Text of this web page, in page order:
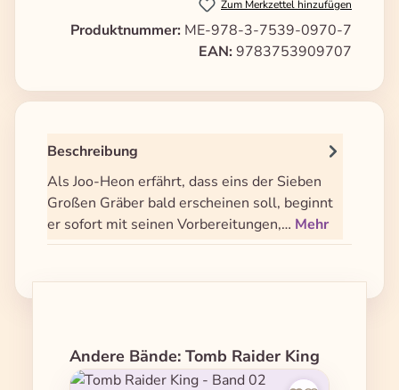
Zum Merkzettel hinzufügen
Produktnummer: ME-978-3-7539-0970-7
EAN: 9783753909707
Beschreibung
Als Joo-Heon erfährt, dass eins der Sieben
Großen Gräber bald erscheinen soll, beginnt
er sofort mit seinen Vorbereitungen,… Mehr
Produktgalerie überspringen
Andere Bände: Tomb Raider King